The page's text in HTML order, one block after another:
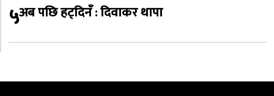
५अब पछि हट्दिनँ : दिवाकर थापा